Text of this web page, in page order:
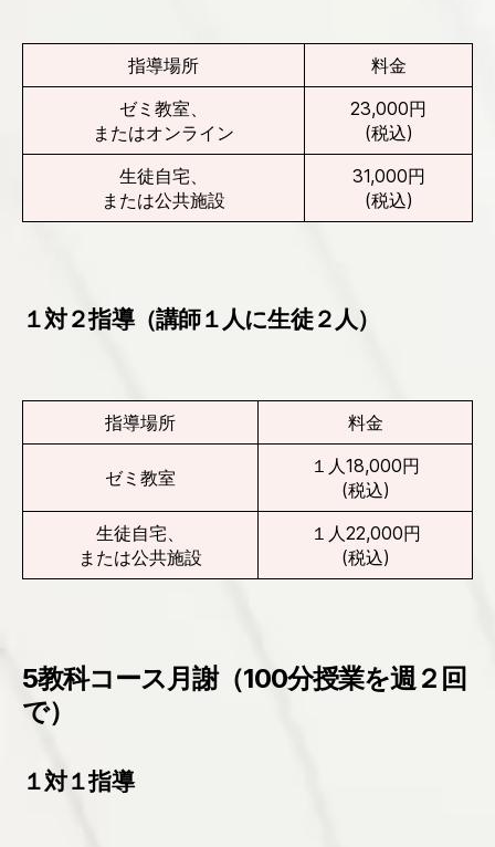
指導場所
料金
ゼミ教室、
またはオンライン
23,000円
(税込)
生徒自宅、
または公共施設
31,000円
(税込)
１対２指導（講師１人に生徒２人）
指導場所 料金
ゼミ教室
１人18,000円
(税込)
生徒自宅、
または公共施設
１人22,000円
(税込)
5教科コース月謝（100分授業を週２回
で）
１対１指導